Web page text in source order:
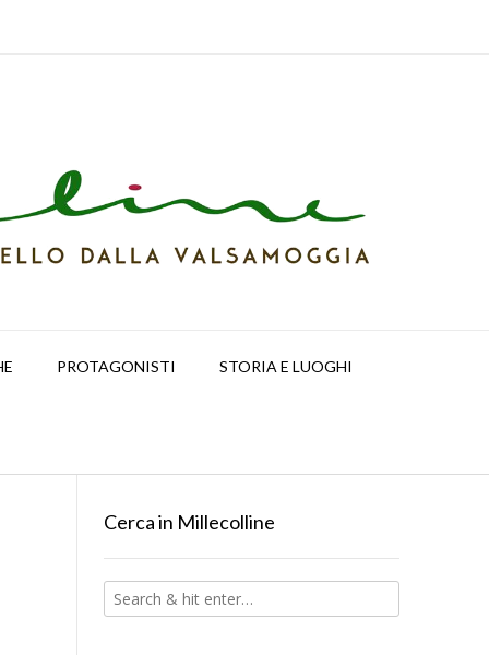
PROTAGONISTI STORIA E LUOGHI
Cerca in Millecolline